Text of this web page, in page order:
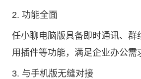
2. 功能全面
任小聊电脑版具备即时通讯、群
用插件等功能，满足企业办公需
3. 与手机版无缝对接